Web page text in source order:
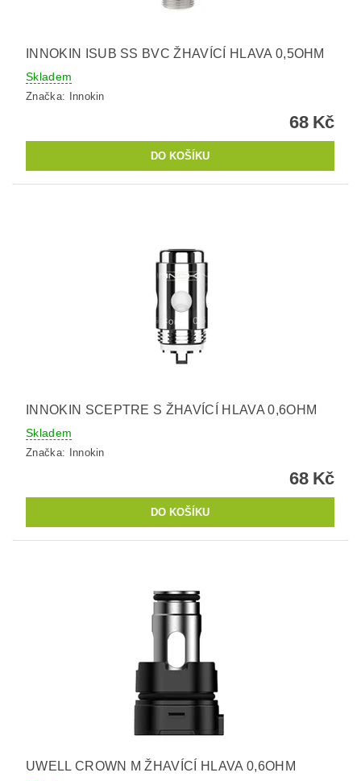
INNOKIN ISUB SS BVC ŽHAVÍCÍ HLAVA 0,5OHM
Skladem
Značka: Innokin
68 Kč
INNOKIN SCEPTRE S ŽHAVÍCÍ HLAVA 0,6OHM
Skladem
Značka: Innokin
68 Kč
UWELL CROWN M ŽHAVÍCÍ HLAVA 0,6OHM